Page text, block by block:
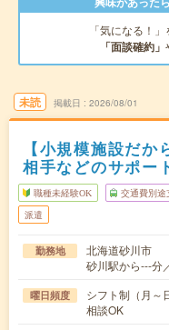
「気になる！
「面談確約」
未読 掲載日 2026/08/01
【小規模施設だ
相手などのサポー
職種未経験OK 交通費別途
派遣
勤務地
北海道砂川市
砂川駅から---分
曜日頻度
シフト制（月～
相談OK